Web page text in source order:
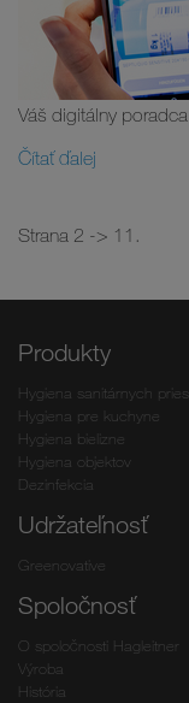
Váš digitálny
Čítať ďalej
Strana 2 -> 11.
Produkty
Hygiena sanitárnych
Hygiena pre kuchyne
Hygiena bielizne
Hygiena objektov
Dezinfekcia
Udržateľnosť
Greenovative
Spoločnosť
O spoločnosti Hagleitner
Výroba
História